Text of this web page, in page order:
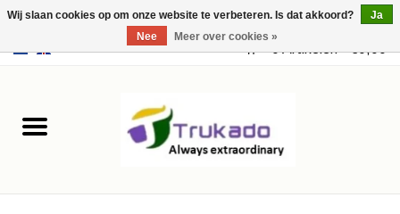
USD 0 Artikelen - €0,00
Leer
Wij slaan cookies op om onze website te verbeteren. Is dat akkoord?
Ja
Nee
Meer over cookies »